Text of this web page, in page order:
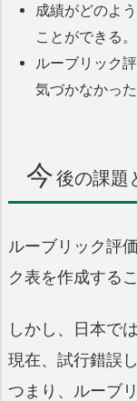
成績がどのよ
ことができる。
ルーブリック
気づかなかっ
今後の課題
ルーブリック評
ク表を作成する
しかし、日本で
現在、試行錯誤
つまり、ルーブ